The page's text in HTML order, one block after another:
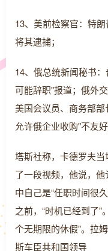
13、美前检察官：特
将其逮捕；
14、俄总统新闻秘书
可能辞职"报道；俄外
美国会议员、商务部部
允许俄企业收购"不友
塔斯社称，卡德罗夫
了一段视频，他说，他
中自己是“任职时间很
之前，“时机已经到了
个无期限的休假”。拉
斯车臣共和国领导